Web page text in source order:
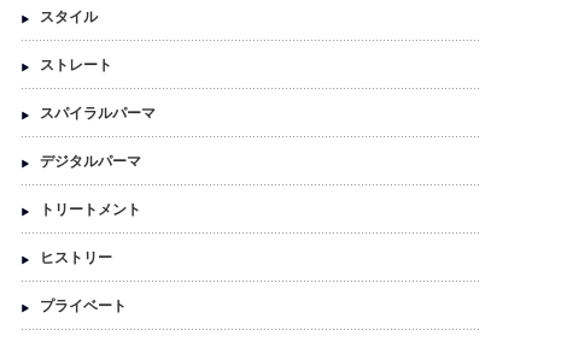
スタイル
ストレート
スパイラルパーマ
デジタルパーマ
トリートメント
ヒストリー
プライベート